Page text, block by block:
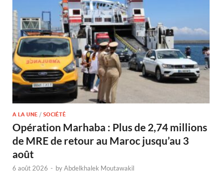
A LA UNE / SOCIÉTÉ
Opération Marhaba : Plus de 2,74 millions
de MRE de retour au Maroc jusqu’au 3
août
6 août 2026 - byAbdelkhalek Moutawakil